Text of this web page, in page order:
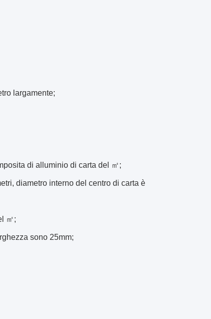
largamente;
di alluminio di carta del ㎡;
diametro interno del centro di carta è
㎡;
sono 25mm;